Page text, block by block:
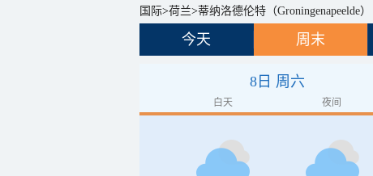
国际>荷兰>蒂纳洛德伦特（Groningenapeelde）
今天 周末
8日 周六
白天 夜间